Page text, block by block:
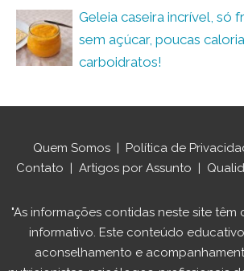
Geleia caseira incrível, só
sem açúcar, poucas
carboidratos!
Quem Somos Política de
Contato
Artigos por Assunto
"As informações contidas neste site têm
informativo. Este conteúdo
aconselhamento e